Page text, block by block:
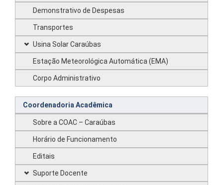
Demonstrativo de Despesas
Transportes
Usina Solar Caraúbas
Estação Meteorológica Automática (EMA)
Corpo Administrativo
Coordenadoria Acadêmica
Sobre a COAC – Caraúbas
Horário de Funcionamento
Editais
Suporte Docente